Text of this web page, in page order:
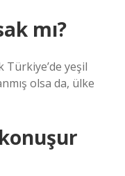
mı?
Türkiye’de yeşil
olsa da, ülke